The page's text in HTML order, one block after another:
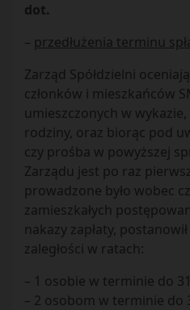
dot.
– przedłużenia terminu
Zarząd Spółdzielni
członków i mieszkańców
umieszczonych w
rodziny, oraz biorąc pod
czy prośba w powyższej
Zarządu jest po raz
prowadzone było wobec
zamieszkałych
nakazy zapłaty,
zaległości w ratach:
– 1 osobie w terminie do
– 2 osobom w terminie do